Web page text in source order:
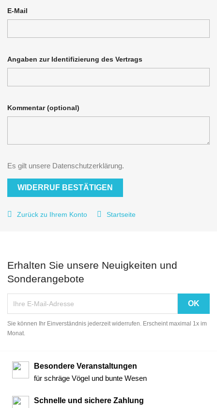
E-Mail
Angaben zur Identifizierung des Vertrags
Kommentar (optional)
Es gilt unsere Datenschutzerklärung.
WIDERRUF BESTÄTIGEN
 Zurück zu Ihrem Konto  Startseite
Erhalten Sie unsere Neuigkeiten und
Sonderangebote
Sie können Ihr Einverständnis jederzeit widerrufen. Erscheint maximal 1x im
Monat.
Besondere Veranstaltungen
für schräge Vögel und bunte Wesen
Schnelle und sichere Zahlung